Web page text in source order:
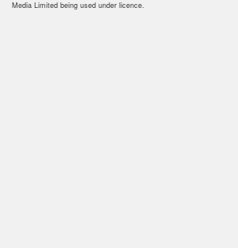
Media Limited being used under licence.